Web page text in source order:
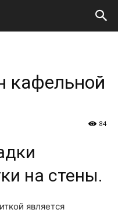
кафельной
84
на стены.
является